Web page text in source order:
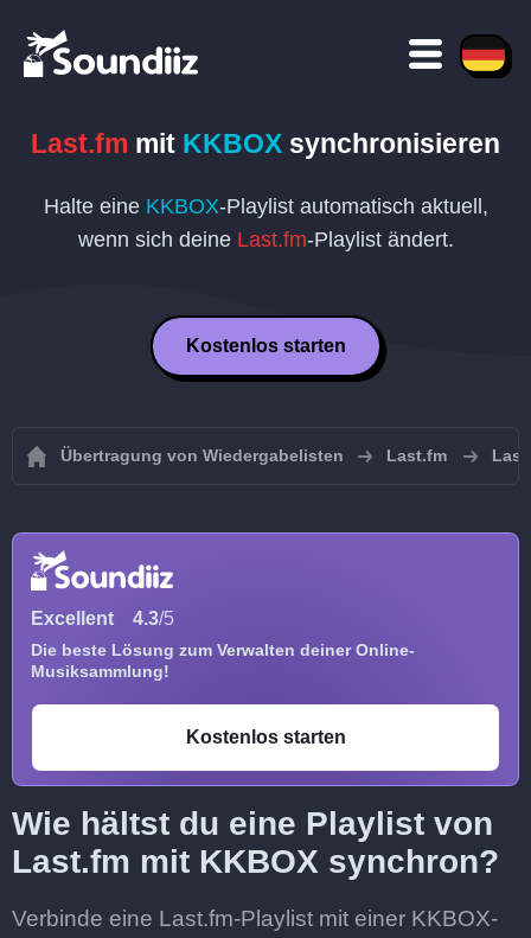
Last.fm mit KKBOX synchronisieren
Halte eine KKBOX-Playlist automatisch aktuell,
wenn sich deine Last.fm-Playlist ändert.
Kostenlos starten
Übertragung von Wiedergabelisten Last.fm
Excellent 4.3/5
Die beste Lösung zum Verwalten deiner Online-
Musiksammlung!
Kostenlos starten
Wie hältst du eine Playlist von
Last.fm mit KKBOX synchron?
Verbinde eine Last.fm-Playlist mit einer KKBOX-